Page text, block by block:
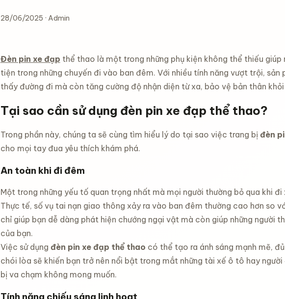
Ô gấp gọn tự
động Kiotool 12
28/06/2025 · Admin
Đèn pin xe đạp thể thao là một trong những phụ kiện không thể thiếu
tiện trong những chuyến đi vào ban đêm. Với nhiều tính năng vượt trội, sản
thấy đường đi mà còn tăng cường độ nhận diện từ xa, bảo vệ bản thân
Tại sao cần sử dụng đèn pin xe đạp thể thao?
Trong phần này, chúng ta sẽ cùng tìm hiểu lý do tại sao việc trang bị đèn
cho mọi tay đua yêu thích khám phá.
An toàn khi đi đêm
Một trong những yếu tố quan trọng nhất mà mọi người thường bỏ qua khi
Thực tế, số vụ tai nạn giao thông xảy ra vào ban đêm thường cao hơn so
chỉ giúp bạn dễ dàng phát hiện chướng ngại vật mà còn giúp những người
của bạn.
Việc sử dụng đèn pin xe đạp thể thao có thể tạo ra ánh sáng mạnh mẽ,
chói lòa sẽ khiến bạn trở nên nổi bật trong mắt những tài xế ô tô hay
bị va chạm không mong muốn.
Tính năng chiếu sáng linh hoạt